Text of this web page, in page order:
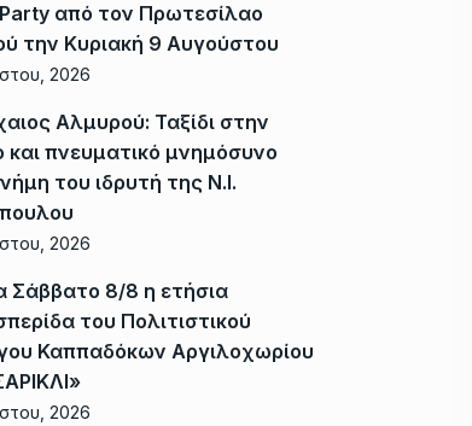
από τον Πρωτεσίλαο
την Κυριακή 9 Αυγούστου
2026
Αλμυρού: Ταξίδι στην
και πνευματικό μνημόσυνο
του ιδρυτή της Ν.Ι.
2026
Σάββατο 8/8 η ετήσια
του Πολιτιστικού
Καππαδόκων Αργιλοχωρίου
2026